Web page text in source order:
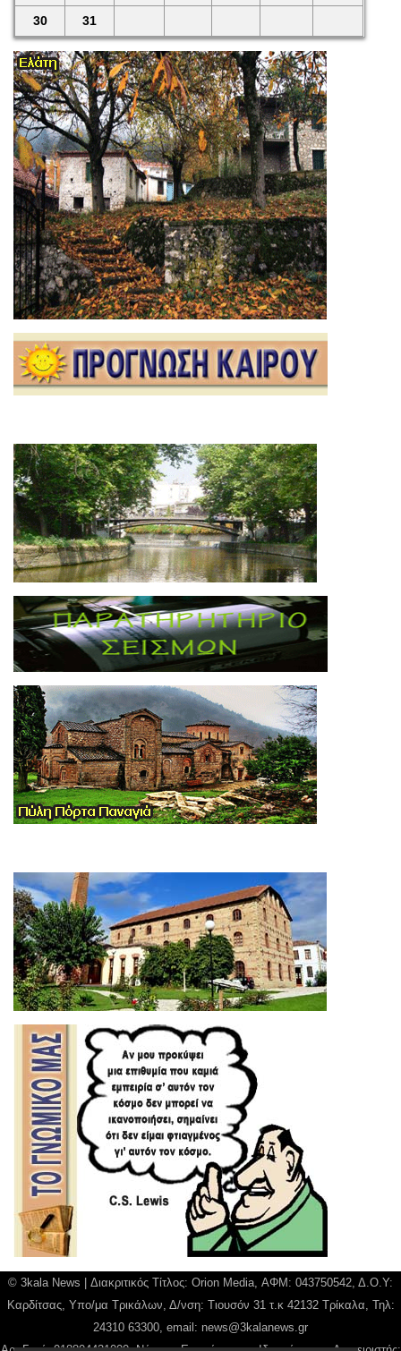
30 31
© 3kala News | Διακριτικός Τίτλος: Orion Media, ΑΦΜ: 043750542, Δ.Ο.Υ:
Καρδίτσας, Υπο/μα Τρικάλων, Δ/νση: Τιουσόν 31 τ.κ 42132 Τρίκαλα, Τηλ:
24310 63300, email: news@3kalanews.gr